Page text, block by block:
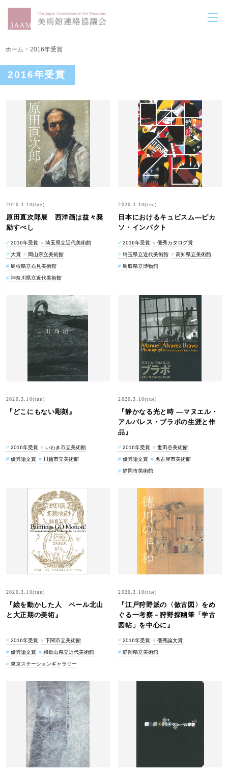
ホーム > 2016年受賞
2016年受賞
2020.3.10(tue)
原田直次郎展 西洋画は益々奨
励すべし
2016年受賞 埼玉県立近代美術館
大賞 岡山県立美術館
島根県立石見美術館
神奈川県立近代美術館
2020.3.10(tue)
日本におけるキュビスム―ピカ
ソ・インパクト
2016年受賞 優秀カタログ賞
埼玉県立近代美術館 高知県立美術館
鳥取県立博物館
2020.3.10(tue)
『どこにもない彫刻』
2016年受賞 いわき市立美術館
優秀論文賞 川越市立美術館
2020.3.10(tue)
『静かなる光と時 ―マヌエル・
アルバレス・ブラボの生涯と作
品』
2016年受賞 世田谷美術館
優秀論文賞 名古屋市美術館
静岡市美術館
2020.3.10(tue)
『絵を動かした人 ペール北山
と大正期の美術』
2016年受賞 下関市立美術館
優秀論文賞 和歌山県立近代美術館
東京ステーションギャラリー
2020.3.10(tue)
『江戸狩野派の〈倣古図〉をめ
ぐる一考察－狩野探幽筆「学古
図帖」を中心に』
2016年受賞 優秀論文賞
静岡県立美術館